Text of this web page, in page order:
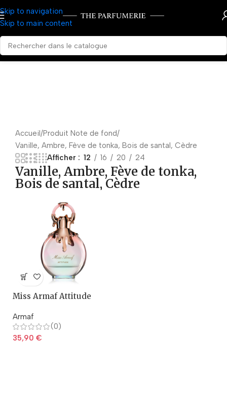
Skip to navigation
Skip to main content
Accueil Produit Note de fond
Vanille, Ambre, Fève de tonka, Bois de santal, Cèdre
Afficher
12 16 20 24
Vanille, Ambre, Fève de tonka,
Bois de santal, Cèdre
Miss Armaf Attitude
Armaf
(0)
35,90 €